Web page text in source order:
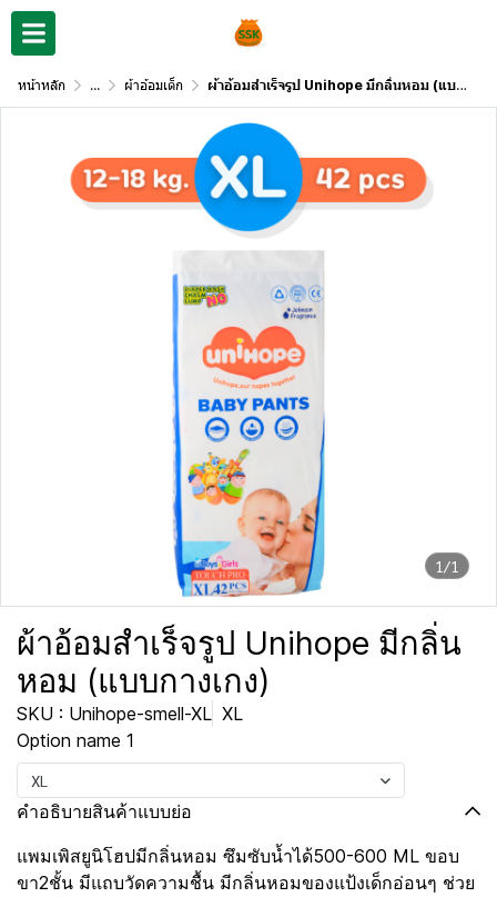
หน้าหลัก ... ผ้าอ้อมเด็ก ผ้าอ้อมสำเร็จรูป Unihope มีกลิ่นหอม (แบบกางเกง)
1/1
ผ้าอ้อมสำเร็จรูป Unihope มีกลิ่น
หอม (แบบกางเกง)
SKU : Unihope-smell-XL XL
Option name 1
XL
คำอธิบายสินค้าแบบย่อ
แพมเพิสยูนิโฮปมีกลิ่นหอม ซึมซับน้ำได้500-600 ML ขอบ
ขา2ชั้น มีแถบวัดความชื้น มีกลิ่นหอมของแป้งเด็กอ่อนๆ ช่วย